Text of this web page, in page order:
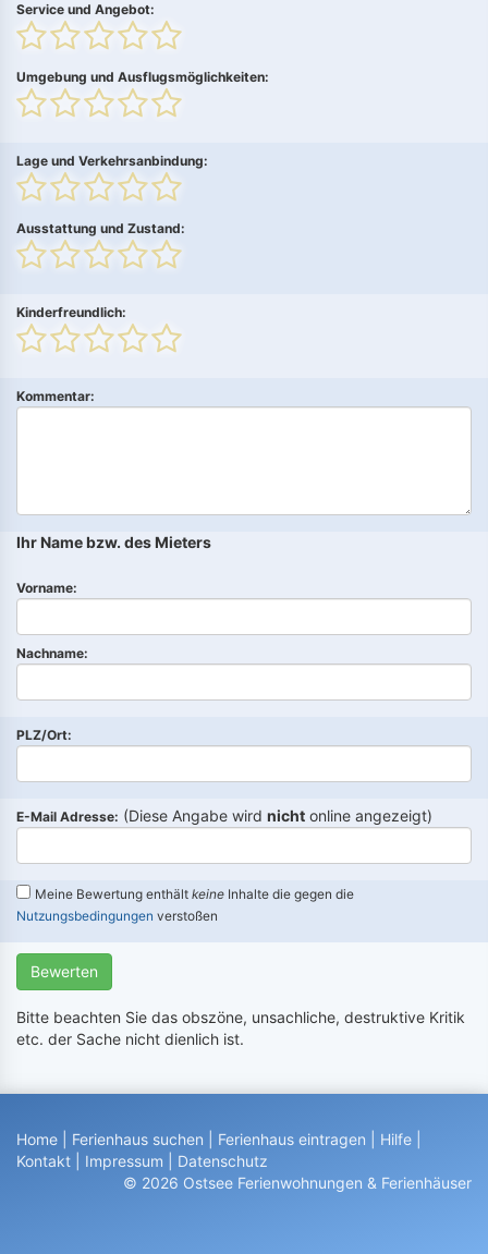
Service und Angebot:
Umgebung und Ausflugsmöglichkeiten:
Lage und Verkehrsanbindung:
Ausstattung und Zustand:
Kinderfreundlich:
Kommentar:
Ihr Name bzw. des Mieters
Vorname:
Nachname:
PLZ/Ort:
E-Mail Adresse: (Diese Angabe wird nicht online angezeigt)
Meine Bewertung enthält keine Inhalte die gegen die
Nutzungsbedingungen verstoßen
Bewerten
Bitte beachten Sie das obszöne, unsachliche, destruktive Kritik
etc. der Sache nicht dienlich ist.
Home Ferienhaus suchen Ferienhaus eintragen Hilfe
Kontakt
Impressum
Datenschutz
© 2026 Ostsee Ferienwohnungen & Ferienhäuser